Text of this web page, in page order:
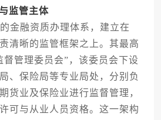
监管主体
融资质办理体系，建立在
清晰的监管框架之上。其最高
督管理委员会”，该委员会下设
、保险局等专业局处，分别负
货业及保险业进行监督管理，
可与从业人员资格。这一架构